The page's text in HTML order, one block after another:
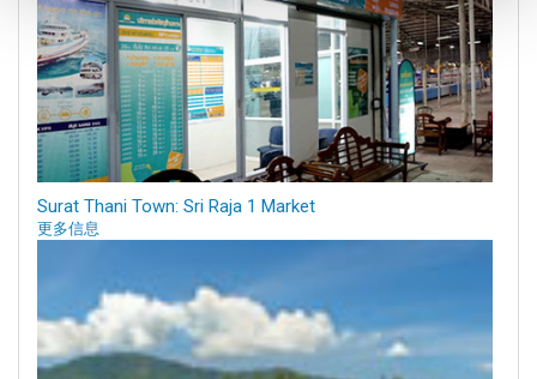
Surat Thani Town: Sri Raja 1 Market
更多信息